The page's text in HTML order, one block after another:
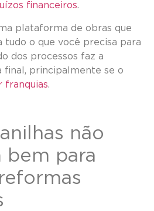
financeiros.
plataforma de obras que
tudo o que você precisa para
dos processos faz a
final, principalmente se o
franquias.
não
bem para